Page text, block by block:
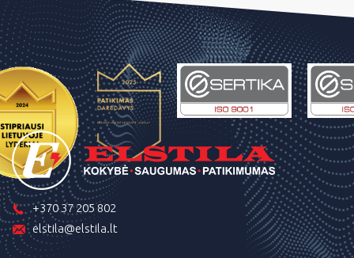
+370 37 205 802
elstila@elstila.lt